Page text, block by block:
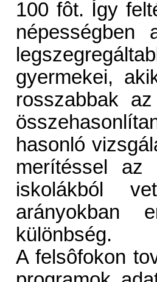
100 fôt. Így
népességben
gyermekei,
rosszabbak
hasonló
merítéssel az
iskolákból
arányokban
különbség.
A felsôfokon